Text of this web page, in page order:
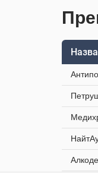
Назва